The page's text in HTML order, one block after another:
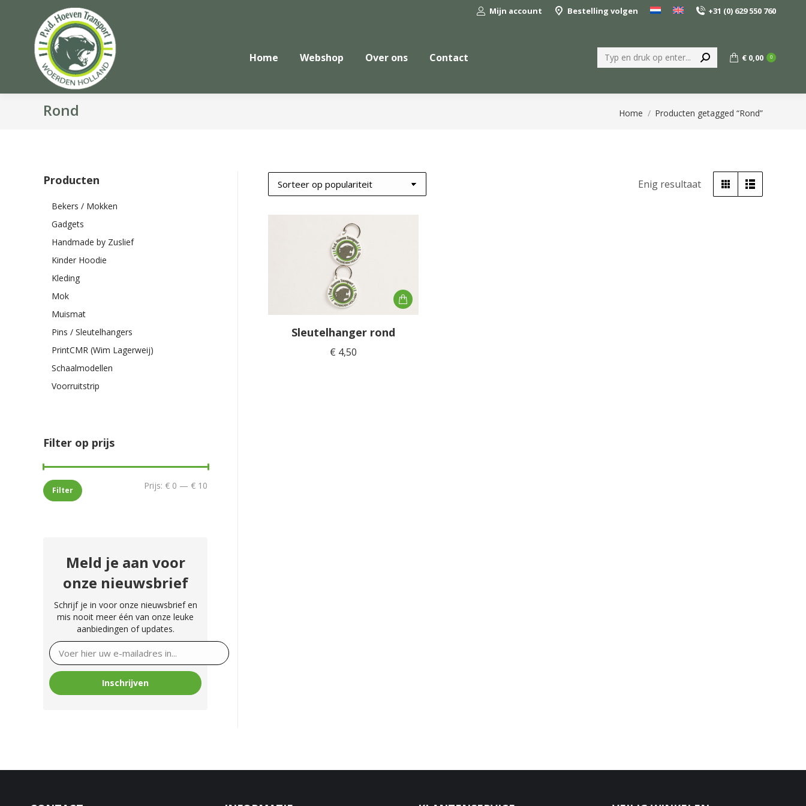
Mijn account Bestelling volgen +31 (0) 629 550 760
Home Webshop Over ons Contact Zoeken: € 0,00 0
Rond Je bent hier:
Home Producten getagged “Rond”
Enig resultaat
Sleutelhanger rond
€ 4,50
Producten
Bekers / Mokken
Gadgets
Handmade by Zuslief
Kinder Hoodie
Kleding
Mok
Muismat
Pins / Sleutelhangers
PrintCMR (Wim Lagerweij)
Schaalmodellen
Voorruitstrip
Filter op prijs
Filter Prijs: € 0 — € 10
Meld je aan voor
onze nieuwsbrief
Schrijf je in voor onze nieuwsbrief en
mis nooit meer één van onze leuke
aanbiedingen of updates.